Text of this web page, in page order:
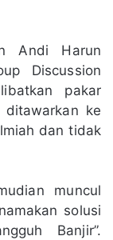
Andi Harun
Discussion
pakar
ke
dan tidak
muncul
solusi
Banjir”.